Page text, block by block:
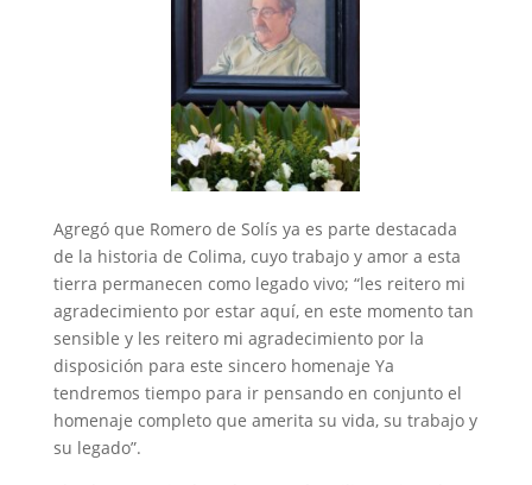
Agregó que Romero de Solís ya es parte destacada
de la historia de Colima, cuyo trabajo y amor a esta
tierra permanecen como legado vivo; “les reitero mi
agradecimiento por estar aquí, en este momento tan
sensible y les reitero mi agradecimiento por la
disposición para este sincero homenaje Ya
tendremos tiempo para ir pensando en conjunto el
homenaje completo que amerita su vida, su trabajo y
su legado”.